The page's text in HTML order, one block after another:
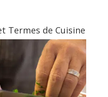
Termes de Cuisine